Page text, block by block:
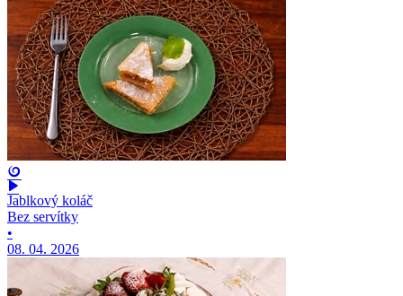
Jablkový koláč
Bez servítky
•
08. 04. 2026